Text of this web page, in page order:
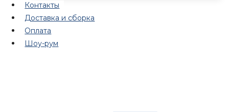
Контакты
Доставка и сборка
Оплата
Шоу-рум